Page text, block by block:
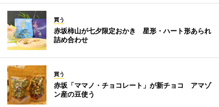
買う
赤坂柿山が七夕限定おかき 星形・ハート形あられ
詰め合わせ
買う
赤坂「ママノ・チョコレート」が新チョコ アマゾ
ン産の豆使う